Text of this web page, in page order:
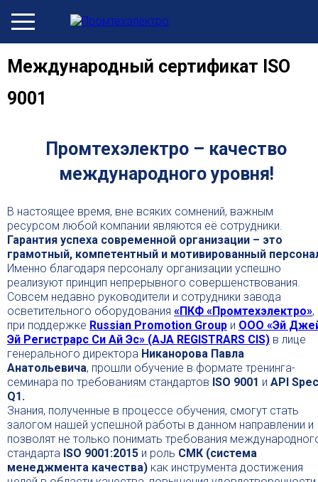
Международный сертификат ISO
9001
Промтехэлектро – качество
международного уровня!
В настоящее время, вне всяких сомнений, важным
ресурсом любой компании являются её сотрудники.
Гарантия успеха современной организации – это
грамотный, компетентный и мотивированный
Именно благодаря персоналу организации успешно
реализуют принцип непрерывного совершенствования.
Совсем недавно руководители и сотрудники завода
осветительного оборудования «ПКФ «Промтехэлектро»,
при поддержке Russian Promotion Group и ООО «Эй
Эй Регистрарс Си Ай Эс» (AJA REGISTRARS CIS) в лице
генерального директора Никанорова Павла
Анатольевича, прошли обучение в формате тренинга-
семинара по требованиям стандартов ISO 9001 и API
Q1.
Знания, полученные в процессе обучения, смогут стать
залогом нашей успешной работы в данном направлении и
позволят не только понимать требования
стандарта ISO 9001:2015 и роль СМК (система
менеджмента качества) как инструмента достижения